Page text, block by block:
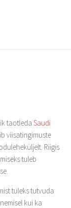
taotleda Saudi
viisatingimuste
Riigis
tuleb
tuleks tutvuda
kui ka